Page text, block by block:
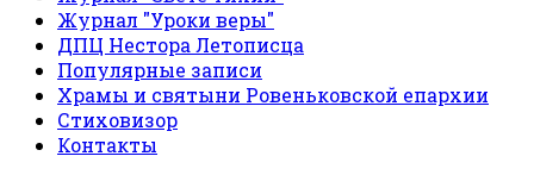
Журнал "Уроки веры"
ДПЦ Нестора Летописца
Популярные записи
Храмы и святыни Ровеньковской епархии
Стиховизор
Контакты